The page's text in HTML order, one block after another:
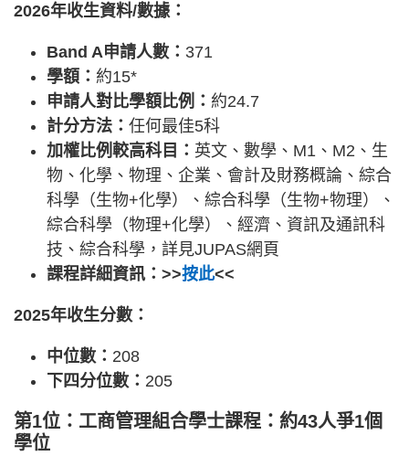
2026年收生資料/數據：
Band A申請人數： 371
學額： 約15*
申請人對比學額比例： 約24.7
計分方法： 任何最佳5科
加權比例較高科目： 英文、數學、M1、M2、生
物、化學、物理、企業、會計及財務概論、綜合
科學（生物+化學）、綜合科學（生物+物理）、
綜合科學（物理+化學）、經濟、資訊及通訊科
技、綜合科學，詳見JUPAS網頁
課程詳細資訊：>>按此<<
2025年收生分數：
中位數： 208
下四分位數： 205
第1位：工商管理組合學士課程：約43人爭1個
學位